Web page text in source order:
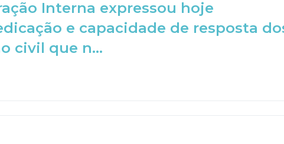
Interna expressou hoje
e capacidade de resposta
civil que n...